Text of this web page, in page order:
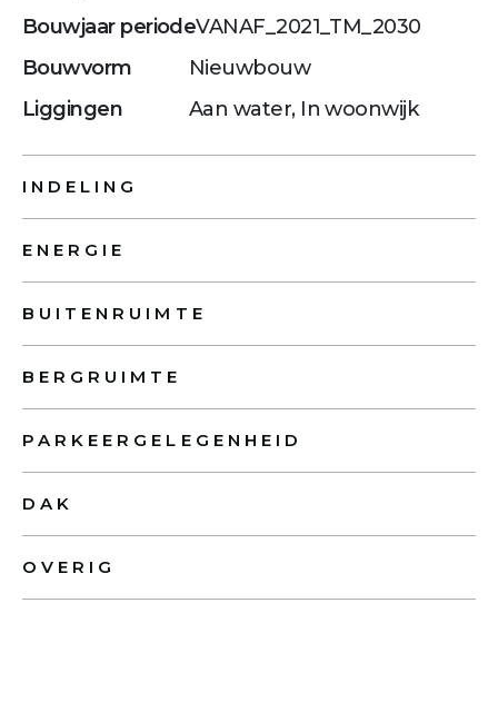
Bouwjaar periodeVANAF_2021_TM_2030
Bouwvorm
Nieuwbouw
Liggingen
Aan water, In woonwijk
INDELING
ENERGIE
BUITENRUIMTE
BERGRUIMTE
PARKEERGELEGENHEID
DAK
OVERIG